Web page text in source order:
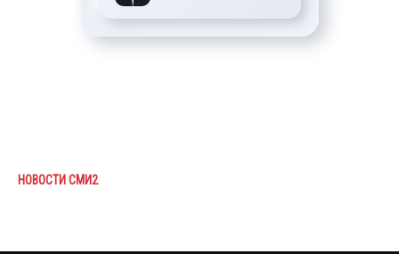
НОВОСТИ СМИ2